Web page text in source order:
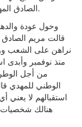
الصادق المهدي هدفها إيجاد مخرج وطني يجنب البلاد كل الويلات.
وحول عودة
قالت مريم
نراهن على الشعب
منذ نوفمبر وأبدى
من أجل
الوطني للمهدي
استقبالهم لا يعني
هنالك شخصيات